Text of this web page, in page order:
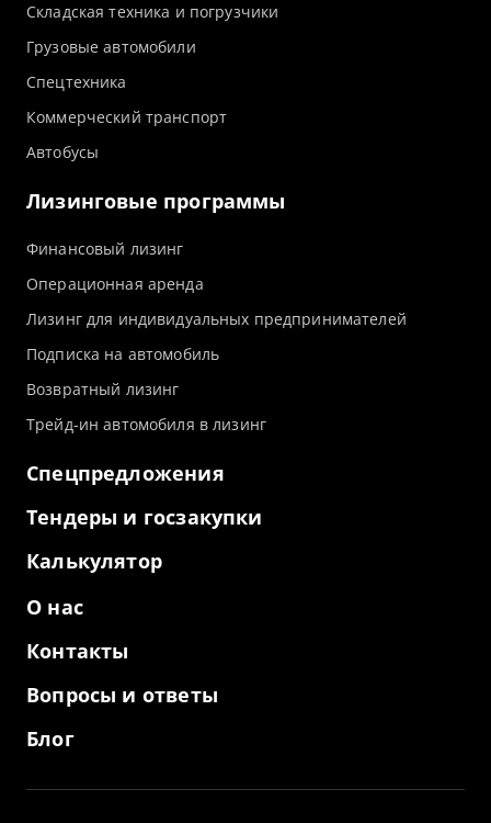
Складская техника и погрузчики
Грузовые автомобили
Спецтехника
Коммерческий транспорт
Автобусы
Лизинговые программы
Финансовый лизинг
Операционная аренда
Лизинг для индивидуальных предпринимателей
Подписка на автомобиль
Возвратный лизинг
Трейд-ин автомобиля в лизинг
Спецпредложения
Тендеры и госзакупки
Калькулятор
О нас
Контакты
Вопросы и ответы
Блог